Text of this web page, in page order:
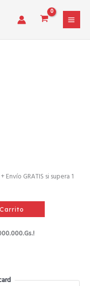
392.000.
+ Envío GRATIS si supera 1